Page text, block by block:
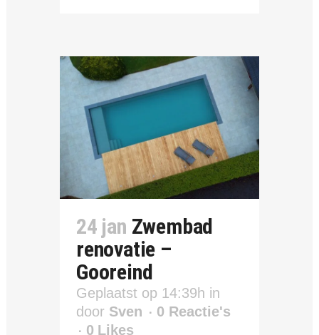
24 jan Zwembad
renovatie –
Gooreind
Geplaatst op 14:39h in
door Sven
0 Reactie's
0 Likes